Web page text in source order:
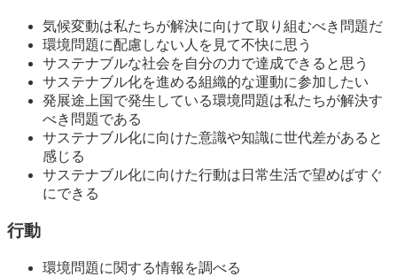
気候変動は私たちが解決に向けて取り組むべき問題だ
環境問題に配慮しない人を見て不快に思う
サステナブルな社会を自分の力で達成できると思う
サステナブル化を進める組織的な運動に参加したい
発展途上国で発生している環境問題は私たちが解決す
べき問題である
サステナブル化に向けた意識や知識に世代差があると
感じる
サステナブル化に向けた行動は日常生活で望めばすぐ
にできる
行動
環境問題に関する情報を調べる